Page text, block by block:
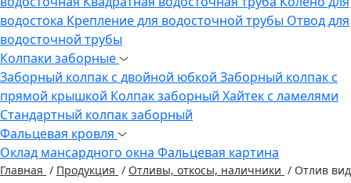
водостока Крепление для водосточной трубы Отвод для
водосточной трубы
Колпаки заборные
Заборный колпак с двойной юбкой Заборный колпак с
прямой крышкой Колпак заборный Хайтек с ламелями
Стандартный колпак заборный
Фальцевая кровля
Оклад мансардного окна Фальцевая картина
Главная / Продукция / Отливы, откосы, наличники / Отлив вид